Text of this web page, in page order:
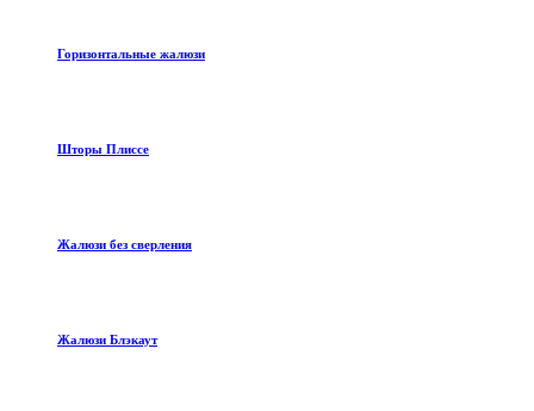
Горизонтальные жалюзи
Шторы Плиссе
Жалюзи без сверления
Жалюзи Блэкаут